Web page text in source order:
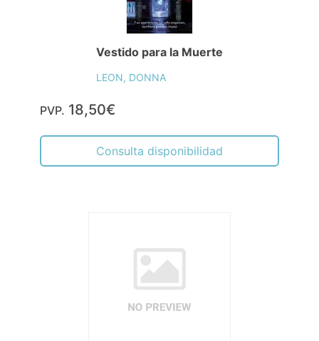
Vestido para la Muerte
LEON, DONNA
PVP. 18,50€
Consulta disponibilidad